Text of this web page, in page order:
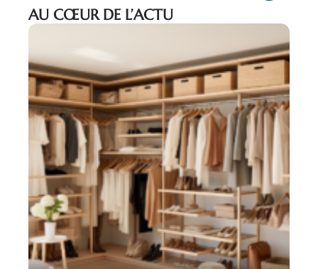
AU CŒUR DE L’ACTU